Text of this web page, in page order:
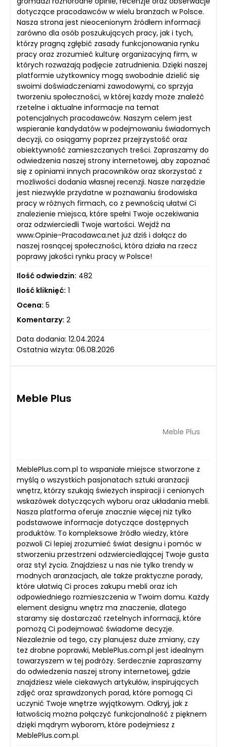
dotyczące pracodawców w wielu branżach w Polsce.
Nasza strona jest nieocenionym źródłem informacji
zarówno dla osób poszukujących pracy, jak i tych,
którzy pragną zgłębić zasady funkcjonowania rynku
pracy oraz zrozumieć kulturę organizacyjną firm, w
których rozważają podjęcie zatrudnienia. Dzięki naszej
platformie użytkownicy mogą swobodnie dzielić się
swoimi doświadczeniami zawodowymi, co sprzyja
tworzeniu społeczności, w której każdy może znaleźć
rzetelne i aktualne informacje na temat
potencjalnych pracodawców. Naszym celem jest
wspieranie kandydatów w podejmowaniu świadomych
decyzji, co osiągamy poprzez przejrzystość oraz
obiektywność zamieszczanych treści. Zapraszamy do
odwiedzenia naszej strony internetowej, aby zapoznać
się z opiniami innych pracowników oraz skorzystać z
możliwości dodania własnej recenzji. Nasze narzędzie
jest niezwykle przydatne w poznawaniu środowiska
pracy w różnych firmach, co z pewnością ułatwi Ci
znalezienie miejsca, które spełni Twoje oczekiwania
oraz odzwierciedli Twoje wartości. Wejdź na
www.Opinie-Pracodawca.net już dziś i dołącz do
naszej rosnącej społeczności, która działa na rzecz
poprawy jakości rynku pracy w Polsce!
Ilość odwiedzin: 482
Ilość kliknięć: 1
Ocena: 5
Komentarzy: 2
Data dodania: 12.04.2024
Ostatnia wizyta: 06.08.2026
Meble Plus
Meble Plus
MeblePlus.com.pl to wspaniałe miejsce stworzone z
myślą o wszystkich pasjonatach sztuki aranżacji
wnętrz, którzy szukają świeżych inspiracji i cenionych
wskazówek dotyczących wyboru oraz układania mebli.
Nasza platforma oferuje znacznie więcej niż tylko
podstawowe informacje dotyczące dostępnych
produktów. To kompleksowe źródło wiedzy, które
pozwoli Ci lepiej zrozumieć świat designu i pomóc w
stworzeniu przestrzeni odzwierciedlającej Twoje gusta
oraz styl życia. Znajdziesz u nas nie tylko trendy w
modnych aranżacjach, ale także praktyczne porady,
które ułatwią Ci proces zakupu mebli oraz ich
odpowiedniego rozmieszczenia w Twoim domu. Każdy
element designu wnętrz ma znaczenie, dlatego
staramy się dostarczać rzetelnych informacji, które
pomożą Ci podejmować świadome decyzje.
Niezależnie od tego, czy planujesz duże zmiany, czy
też drobne poprawki, MeblePlus.com.pl jest idealnym
towarzyszem w tej podróży. Serdecznie zapraszamy
do odwiedzenia naszej strony internetowej, gdzie
znajdziesz wiele ciekawych artykułów, inspirujących
zdjęć oraz sprawdzonych porad, które pomogą Ci
uczynić Twoje wnętrze wyjątkowym. Odkryj, jak z
łatwością można połączyć funkcjonalność z pięknem
dzięki mądrym wyborom, które podejmiesz z
MeblePlus.com.pl.